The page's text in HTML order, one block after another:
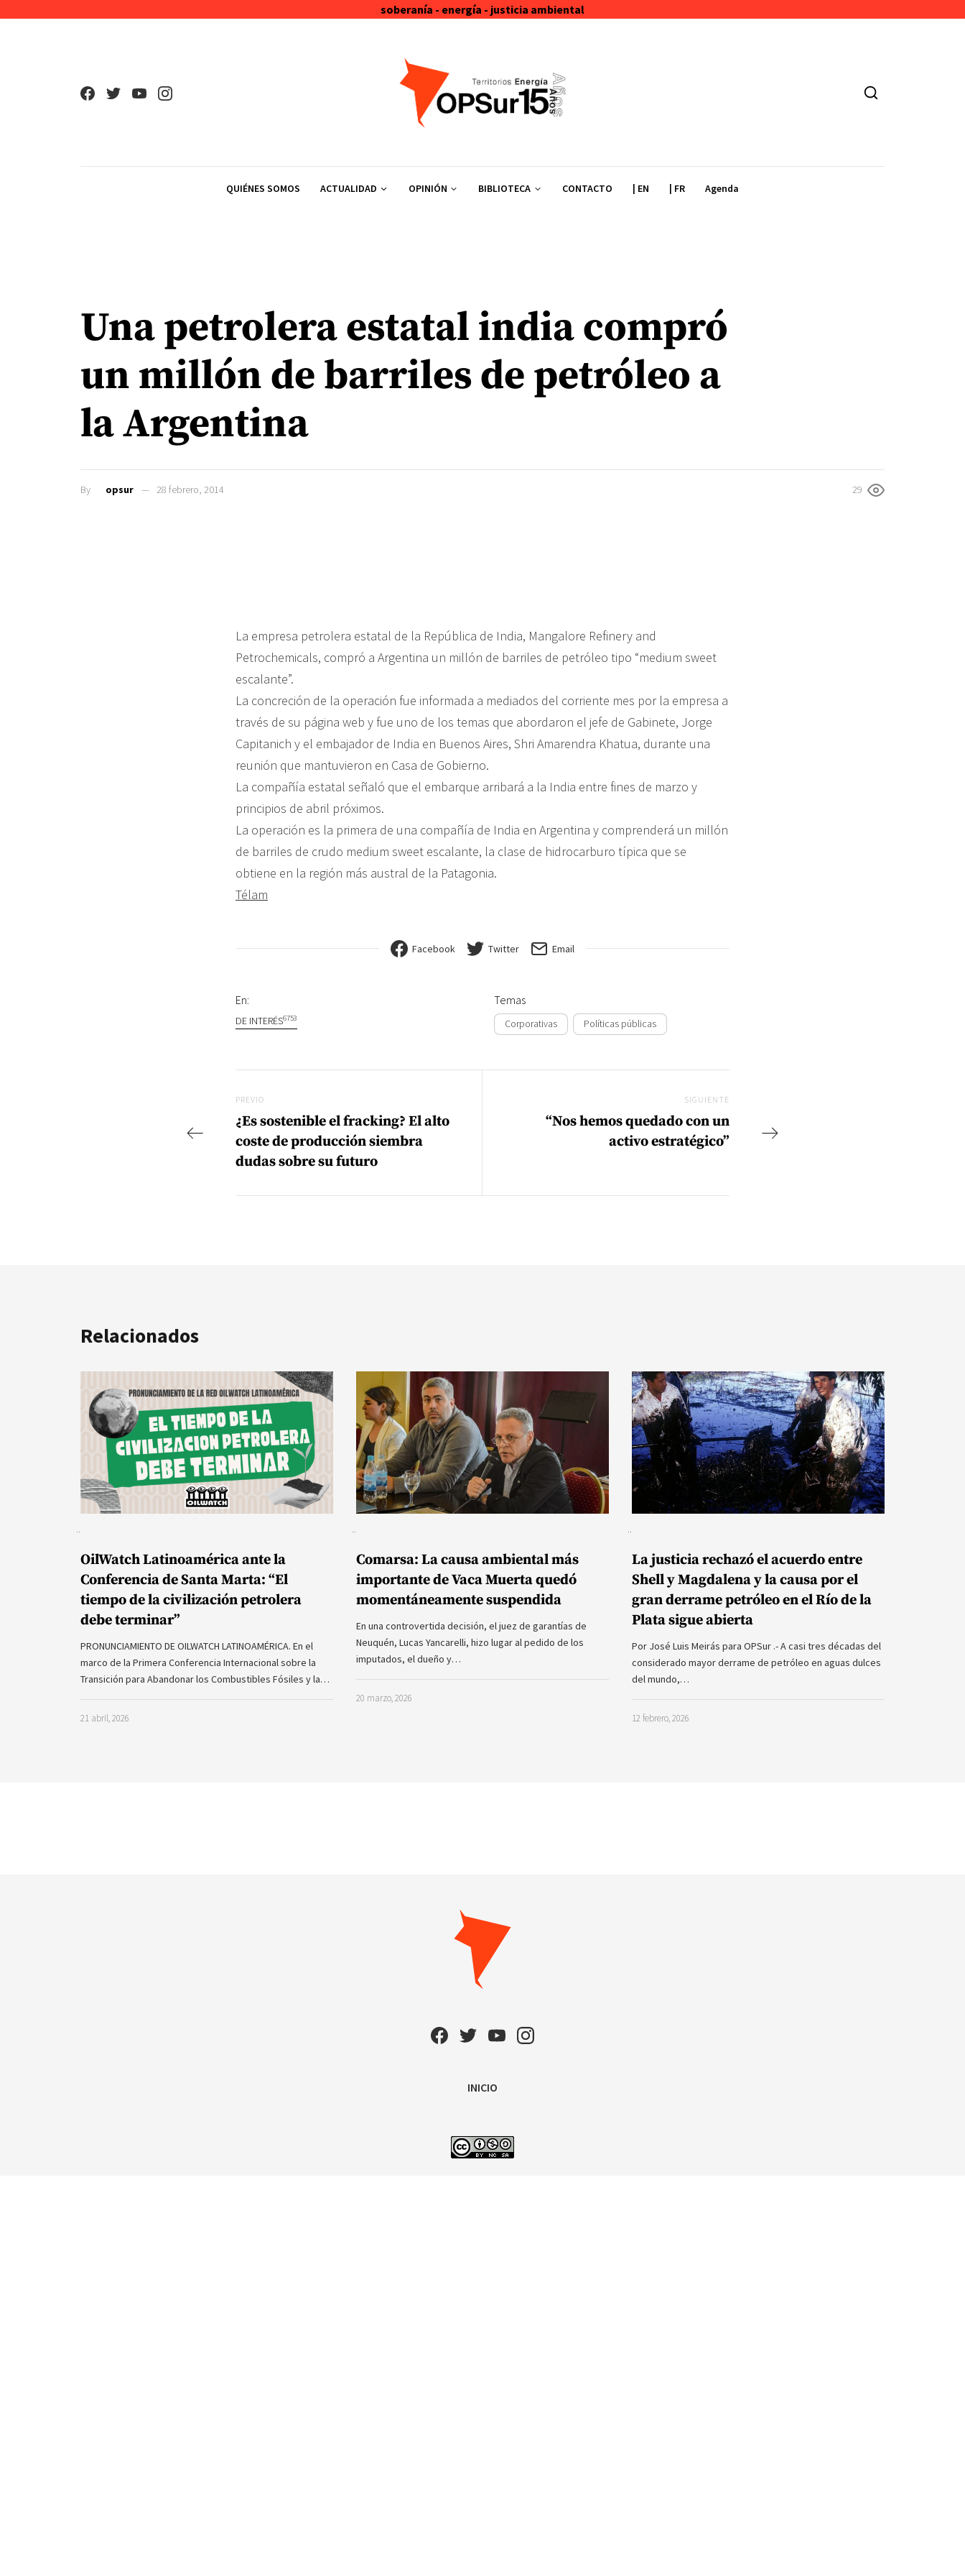
soberanía - energía - justicia ambiental
QUIÉNES SOMOS ACTUALIDAD OPINIÓN BIBLIOTECA CONTACTO | EN | FR Agenda
Una petrolera estatal india compró
un millón de barriles de petróleo a
la Argentina
By opsur 28 febrero, 2014 29
La empresa petrolera estatal de la República de India, Mangalore Refinery and
Petrochemicals, compró a Argentina un millón de barriles de petróleo tipo “medium sweet
escalante”.
La concreción de la operación fue informada a mediados del corriente mes por la empresa a
través de su página web y fue uno de los temas que abordaron el jefe de Gabinete, Jorge
Capitanich y el embajador de India en Buenos Aires, Shri Amarendra Khatua, durante una
reunión que mantuvieron en Casa de Gobierno.
La compañía estatal señaló que el embarque arribará a la India entre fines de marzo y
principios de abril próximos.
La operación es la primera de una compañía de India en Argentina y comprenderá un millón
de barriles de crudo medium sweet escalante, la clase de hidrocarburo típica que se
obtiene en la región más austral de la Patagonia.
Télam
Facebook Twitter Email
En:
DE INTERÉS6753
Temas
Corporativas Políticas públicas
Previo
PREVIO
¿Es sostenible el fracking? El alto
coste de producción siembra
dudas sobre su futuro
SIGUIENTE
“Nos hemos quedado con un
activo estratégico”
Relacionados
OilWatch Latinoamérica ante la
Conferencia de Santa Marta: “El
tiempo de la civilización petrolera
debe terminar”
PRONUNCIAMIENTO DE OILWATCH LATINOAMÉRICA. En el
marco de la Primera Conferencia Internacional sobre la
Transición para Abandonar los Combustibles Fósiles y la…
21 abril, 2026
Comarsa: La causa ambiental más
importante de Vaca Muerta quedó
momentáneamente suspendida
En una controvertida decisión, el juez de garantías de
Neuquén, Lucas Yancarelli, hizo lugar al pedido de los
imputados, el dueño y…
20 marzo, 2026
La justicia rechazó el acuerdo entre
Shell y Magdalena y la causa por el
gran derrame petróleo en el Río de la
Plata sigue abierta
Por José Luis Meirás para OPSur .- A casi tres décadas del
considerado mayor derrame de petróleo en aguas dulces
del mundo,…
12 febrero, 2026
INICIO